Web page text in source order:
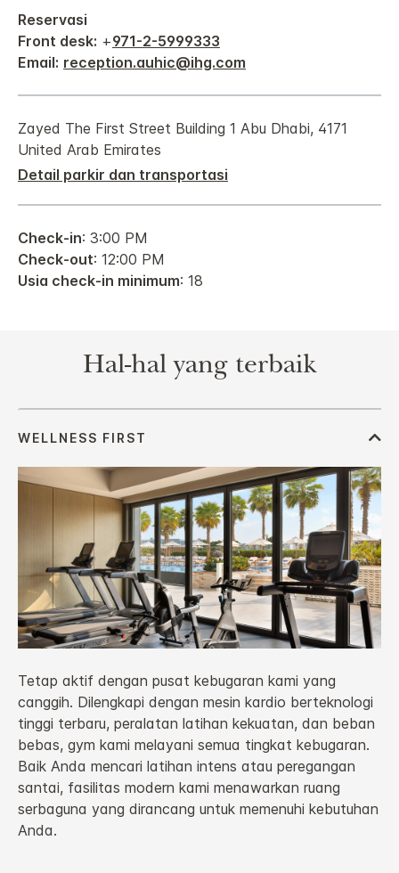
Reservasi
Front desk: +971-2-5999333
Email: reception.auhic@ihg.com
Zayed The First Street Building 1 Abu Dhabi, 4171
United Arab Emirates
Detail parkir dan transportasi
Check-in: 3:00 PM
Check-out: 12:00 PM
Usia check-in minimum: 18
Hal-hal yang terbaik
Tetap aktif dengan pusat kebugaran kami yang
canggih. Dilengkapi dengan mesin kardio berteknologi
tinggi terbaru, peralatan latihan kekuatan, dan beban
bebas, gym kami melayani semua tingkat kebugaran.
Baik Anda mencari latihan intens atau peregangan
santai, fasilitas modern kami menawarkan ruang
serbaguna yang dirancang untuk memenuhi kebutuhan
Anda.